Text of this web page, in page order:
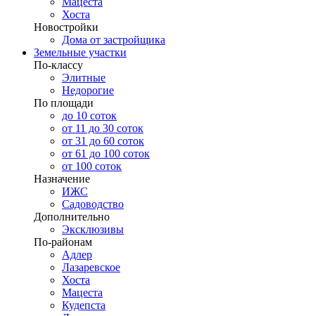
Хоста
Новостройки
Дома от застройщика
Земельные участки
По-классу
Элитные
Недорогие
По площади
до 10 соток
от 11 до 30 соток
от 31 до 60 соток
от 61 до 100 соток
от 100 соток
Назначение
ИЖС
Садоводство
Дополнительно
Эксклюзивы
По-районам
Адлер
Лазаревское
Хоста
Мацеста
Кудепста